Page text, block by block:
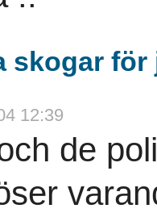
skogar
12:39
de